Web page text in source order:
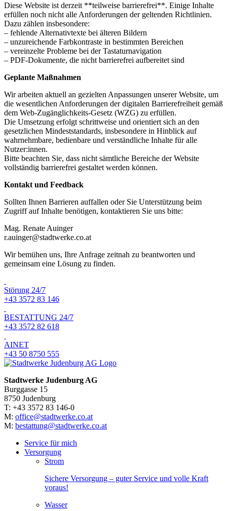
Diese Website ist derzeit **teilweise barrierefrei**. Einige Inhalte
erfüllen noch nicht alle Anforderungen der geltenden Richtlinien.
Dazu zählen insbesondere:
– fehlende Alternativtexte bei älteren Bildern
– unzureichende Farbkontraste in bestimmten Bereichen
– vereinzelte Probleme bei der Tastaturnavigation
– PDF-Dokumente, die nicht barrierefrei aufbereitet sind
Geplante Maßnahmen
Wir arbeiten aktuell an gezielten Anpassungen unserer Website, um
die wesentlichen Anforderungen der digitalen Barrierefreiheit gemäß
dem Web-Zugänglichkeits-Gesetz (WZG) zu erfüllen.
Die Umsetzung erfolgt schrittweise und orientiert sich an den
gesetzlichen Mindeststandards, insbesondere in Hinblick auf
wahrnehmbare, bedienbare und verständliche Inhalte für alle
Nutzer:innen.
Bitte beachten Sie, dass nicht sämtliche Bereiche der Website
vollständig barrierefrei gestaltet werden können.
Kontakt und Feedback
Sollten Ihnen Barrieren auffallen oder Sie Unterstützung beim
Zugriff auf Inhalte benötigen, kontaktieren Sie uns bitte:
Mag. Renate Auinger
r.auinger@stadtwerke.co.at
Wir bemühen uns, Ihre Anfrage zeitnah zu beantworten und
gemeinsam eine Lösung zu finden.
Störung 24/7
+43 3572 83 146
BESTATTUNG 24/7
+43 3572 82 618
AINET
+43 50 8750 555
Stadtwerke Judenburg AG
Burggasse 15
8750 Judenburg
T: +43 3572 83 146-0
M: office@stadtwerke.co.at
M: bestattung@stadtwerke.co.at
Service für mich
Versorgung
Strom
Sichere Versorgung – guter Service und volle Kraft
voraus!
Wasser